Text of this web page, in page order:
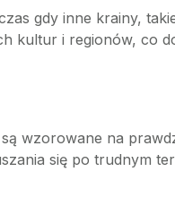
gdy inne krainy,
kultur i regionów, co
wzorowane na
się po trudnym